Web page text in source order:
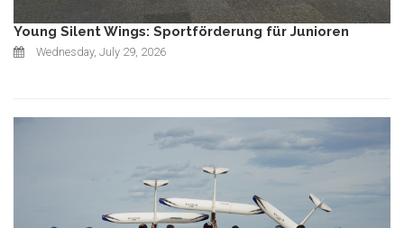
Young Silent Wings: Sportförderung für Junioren
Wednesday, July 29, 2026